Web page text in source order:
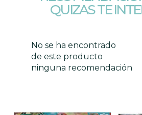
QUIZAS TE
No se ha encontrado
de este producto
ninguna recomendación